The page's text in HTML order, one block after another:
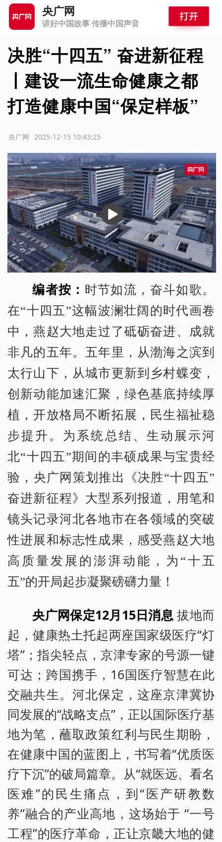
央广网
讲好中国故事 传播中国声音
决胜“十四五” 奋进新征程
丨建设一流生命健康之都
打造健康中国“保定样板”
2025-12-15 10:43:25
央广网
播
放
编者按： 时节如流，奋斗如歌。
在“十四五”这幅波澜壮阔的时代画卷
中，燕赵大地走过了砥砺奋进、成就
非凡的五年。五年里，从渤海之滨到
太行山下，从城市更新到乡村蝶变，
创新动能加速汇聚，绿色基底持续厚
植，开放格局不断拓展，民生福祉稳
步提升。为系统总结、生动展示河
北“十四五”期间的丰硕成果与宝贵经
验，央广网策划推出《决胜“十四五”
奋进新征程》大型系列报道，用笔和
镜头记录河北各地市在各领域的突破
性进展和标志性成果，感受燕赵大地
高质量发展的澎湃动能，为“十五
五”的开局起步凝聚磅礴力量！
央广网保定12月15日消息拔地而
起，健康热土托起两座国家级医疗“灯
塔”；指尖轻点，京津专家的号源一键
可达；跨国携手，16国医疗智慧在此
交融共生。河北保定，这座京津冀协
同发展的“战略支点”，正以国际医疗基
地为笔，蘸取政策红利与民生期盼，
在健康中国的蓝图上，书写着“优质医
疗下沉”的破局篇章。从“就医远、看名
医难”的民生痛点，到“医产研教数
养”融合的产业高地，这场始于 “一号
工程”的医疗革命，正让京畿大地的健